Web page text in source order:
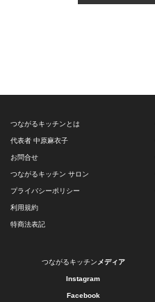
つながるキッチンとは
代表者 中原麻衣子
お問合せ
つながるキッチン サロン
プライバシーポリシー
利用規約
特商法表記
つながるキッチン メディア
Instagram
Facebook